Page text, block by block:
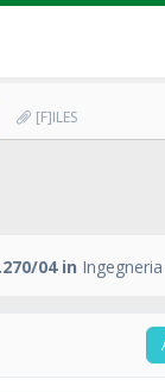
[F]ILES
04 in